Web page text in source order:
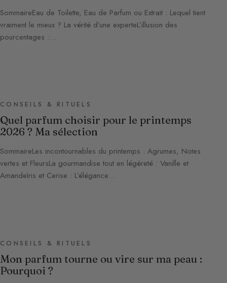
SommaireEau de Toilette, Eau de Parfum ou Extrait : Lequel tient
vraiment le mieux ? La vérité d’une experteL’illusion des
pourcentages :…
CONSEILS & RITUELS
Quel parfum choisir pour le printemps
2026 ? Ma sélection
SommaireLes incontournables du printemps : Agrumes, Notes
vertes et FleursLa gourmandise tout en légèreté : Vanille et
AmandeIris et Cerise : L’élégance…
CONSEILS & RITUELS
Mon parfum tourne ou vire sur ma peau :
Pourquoi ?